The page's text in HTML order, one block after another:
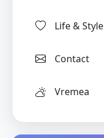
Life & Style
Contact
Vremea